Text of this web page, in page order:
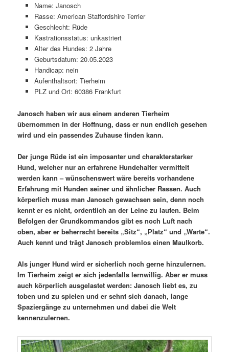
Name: Janosch
Rasse: American Staffordshire Terrier
Geschlecht: Rüde
Kastrationsstatus: unkastriert
Alter des Hundes: 2 Jahre
Geburtsdatum: 20.05.2023
Handicap: nein
Aufenthaltsort: Tierheim
PLZ und Ort: 60386 Frankfurt
Janosch haben wir aus einem anderen Tierheim
übernommen in der Hoffnung, dass er nun endlich gesehen
wird und ein passendes Zuhause finden kann.
Der junge Rüde ist ein imposanter und charakterstarker
Hund, welcher nur an erfahrene Hundehalter vermittelt
werden kann – wünschenswert wäre bereits vorhandene
Erfahrung mit Hunden seiner und ähnlicher Rassen. Auch
körperlich muss man Janosch gewachsen sein, denn noch
kennt er es nicht, ordentlich an der Leine zu laufen. Beim
Befolgen der Grundkommandos gibt es noch Luft nach
oben, aber er beherrscht bereits „Sitz“, „Platz“ und „Warte“.
Auch kennt und trägt Janosch problemlos einen Maulkorb.
Als junger Hund wird er sicherlich noch gerne hinzulernen.
Im Tierheim zeigt er sich jedenfalls lernwillig. Aber er muss
auch körperlich ausgelastet werden: Janosch liebt es, zu
toben und zu spielen und er sehnt sich danach, lange
Spaziergänge zu unternehmen und dabei die Welt
kennenzulernen.